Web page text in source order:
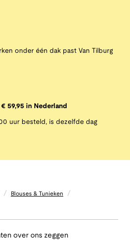
onder één dak past Van Tilburg
59,95 in Nederland
uur besteld, is dezelfde dag
/ Blouses & Tunieken /
over ons zeggen